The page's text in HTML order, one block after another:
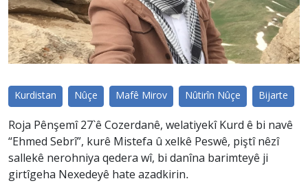
Kurdistan Nûçe Mafê Mirov Nûtirîn Nûçe Bijarte
Roja Pênşemî 27`ê Cozerdanê, welatiyekî Kurd ê bi navê
“Ehmed Sebrî”, kurê Mistefa û xelkê Peswê, piştî nêzî
sallekê nerohniya qedera wî, bi danîna barimteyê ji
girtîgeha Nexedeyê hate azadkirin.